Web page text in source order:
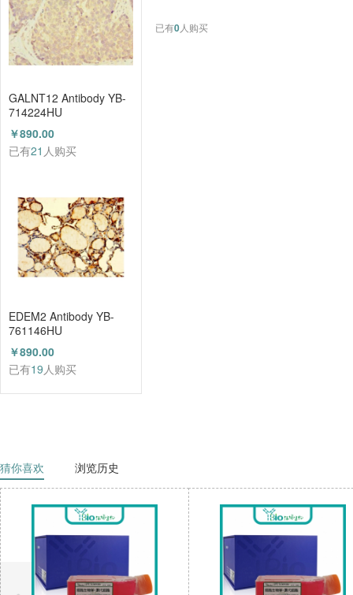
GALNT12 Antibody YB-
714224HU
￥890.00
已有21 人购买
EDEM2 Antibody YB-
761146HU
￥890.00
已有19人购买
已有0人购买
猜你喜欢 浏览历史